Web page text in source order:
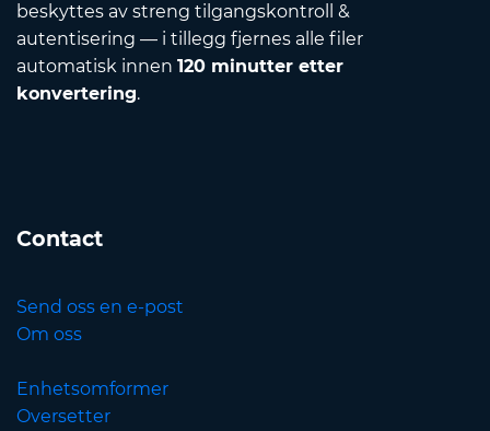
beskyttes av streng tilgangskontroll &
autentisering — i tillegg fjernes alle filer
automatisk innen 120 minutter etter
konvertering.
Contact
Send oss en e-post
Om oss
Enhetsomformer
Oversetter